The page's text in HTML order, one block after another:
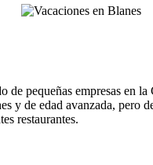
pequeñas empresas en
de edad avanzada, pero
restaurantes.